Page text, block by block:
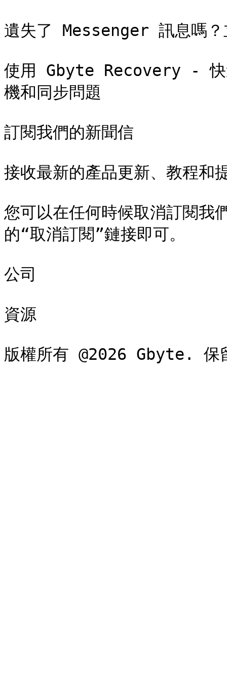
遺失了 Messenger 訊息嗎？
使用 Gbyte Recovery - 快
機和同步問題
訂閱我們的新聞信
接收最新的產品更新、教程和
您可以在任何時候取消訂閱我
的“取消訂閱”鏈接即可。
公司
資源